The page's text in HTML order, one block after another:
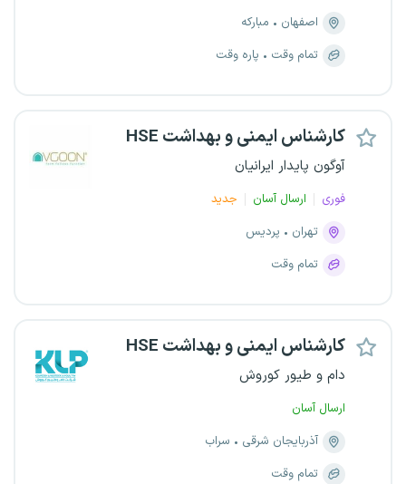
اصفهان
مبارکه
تمام وقت
پاره وقت
کارشناس ایمنی و بهداشت HSE
آوگون پایدار ایرانیان
فوری ارسال آسان
جدید
تهران
پردیس
تمام وقت
کارشناس ایمنی و بهداشت HSE
دام و طیور کوروش
ارسال آسان
آذربایجان شرقی
سراب
تمام وقت